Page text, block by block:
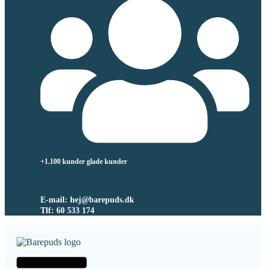
+1.100 kunder glade kunder
E-mail: hej@barepuds.dk
Tlf: 60 533 174